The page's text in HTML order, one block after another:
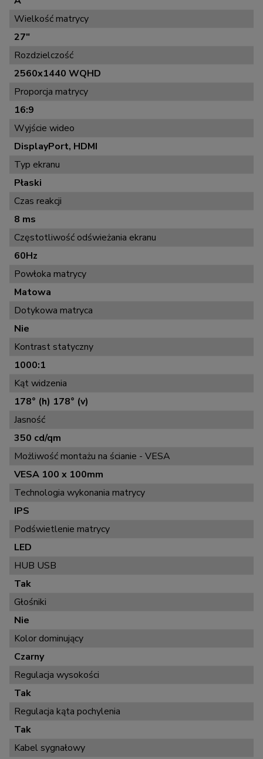
Wielkość matrycy
27"
Rozdzielczość
2560x1440 WQHD
Proporcja matrycy
16:9
Wyjście wideo
DisplayPort, HDMI
Typ ekranu
Płaski
Czas reakcji
8 ms
Częstotliwość odświeżania ekranu
60Hz
Powłoka matrycy
Matowa
Dotykowa matryca
Nie
Kontrast statyczny
1000:1
Kąt widzenia
178° (h) 178° (v)
Jasność
350 cd/qm
Możliwość montażu na ścianie - VESA
VESA 100 x 100mm
Technologia wykonania matrycy
IPS
Podświetlenie matrycy
LED
HUB USB
Tak
Głośniki
Nie
Kolor dominujący
Czarny
Regulacja wysokości
Tak
Regulacja kąta pochylenia
Tak
Kabel sygnałowy